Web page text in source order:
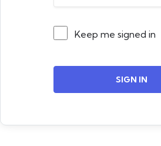
Keep me signed in
SIGN IN